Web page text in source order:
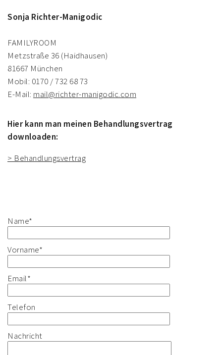
Sonja Richter-Manigodic
FAMILYROOM
Metzstraße 36 (Haidhausen)
81667 München
Mobil: 0170 / 732 68 73
E-Mail: mail@richter-manigodic.com
Hier kann man meinen Behandlungsvertrag
downloaden:
> Behandlungsvertrag
Pflichtfeld
Name*
Pflichtfeld
Vorname*
Pflichtfeld
Email*
Telefon
Nachricht